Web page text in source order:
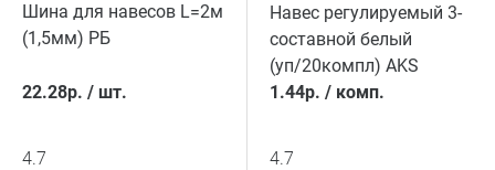
Шина для навесов L=2м
(1,5мм) РБ
22.28р. / шт.
4.7
Навес регулируемый 3-
составной белый
(уп/20компл) AKS
1.44р. / комп.
4.7